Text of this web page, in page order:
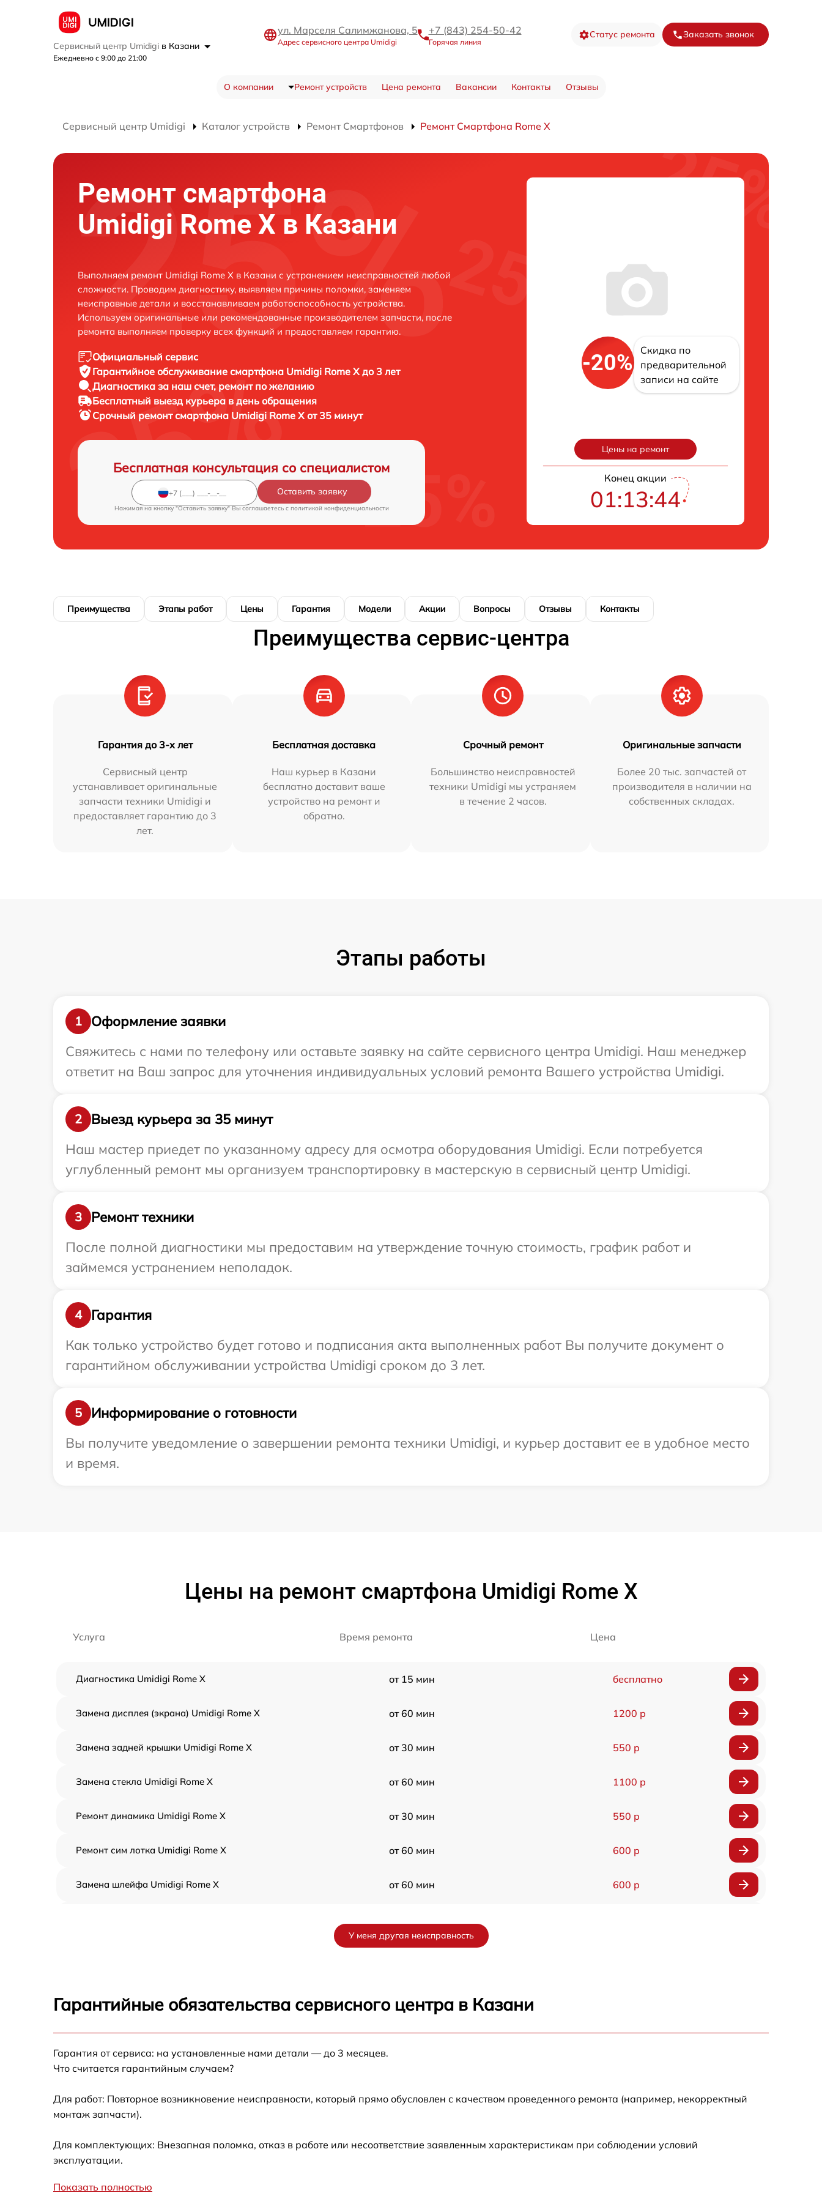
Сервисный центр Umidigi в Казани
Ежедневно с 9:00 до 21:00
ул. Марселя Салимжанова, 5
Адрес сервисного центра Umidigi
+7 (843) 254-50-42
Горячая линия
Статус ремонта Заказать звонок
О компании Ремонт устройств Цена ремонта Вакансии Контакты Отзывы
Сервисный центр Umidigi Каталог устройств Ремонт Смартфонов Ремонт Смартфона Rome X
Ремонт смартфона
Umidigi Rome X в Казани
Выполняем ремонт Umidigi Rome X в Казани с устранением неисправностей любой
сложности. Проводим диагностику, выявляем причины поломки, заменяем
неисправные детали и восстанавливаем работоспособность устройства.
Используем оригинальные или рекомендованные производителем запчасти, после
ремонта выполняем проверку всех функций и предоставляем гарантию.
Официальный сервис
Гарантийное обслуживание смартфона Umidigi Rome X до 3 лет
Диагностика за наш счет, ремонт по желанию
Бесплатный выезд курьера в день обращения
Срочный ремонтсмартфона Umidigi Rome X от 35 минут
Бесплатная консультация со специалистом
Оставить заявку
Нажимая на кнопку "Оставить заявку" Вы соглашаетесь c политикой конфиденциальности
-20%
Скидка по
предварительной
записи на сайте
Цены на ремонт
Конец акции
01:13:42
Преимущества Этапы работ Цены Гарантия Модели Акции Вопросы Отзывы Контакты
Преимущества сервис-центра
Гарантия до 3-х лет
Сервисный центр
устанавливает оригинальные
запчасти техники Umidigi и
предоставляет гарантию до 3
лет.
Бесплатная доставка
Наш курьер в Казани
бесплатно доставит ваше
устройство на ремонт и
обратно.
Срочный ремонт
Большинство неисправностей
техники Umidigi мы устраняем
в течение 2 часов.
Оригинальные запчасти
Более 20 тыс. запчастей от
производителя в наличии на
собственных складах.
Этапы работы
1
Оформление заявки
Свяжитесь с нами по телефону или оставьте заявку на сайте сервисного центра Umidigi. Наш менеджер
ответит на Ваш запрос для уточнения индивидуальных условий ремонта Вашего устройства Umidigi.
2
Выезд курьера за 35 минут
Наш мастер приедет по указанному адресу для осмотра оборудования Umidigi. Если потребуется
углубленный ремонт мы организуем транспортировку в мастерскую в сервисный центр Umidigi.
3
Ремонт техники
После полной диагностики мы предоставим на утверждение точную стоимость, график работ и
займемся устранением неполадок.
4
Гарантия
Как только устройство будет готово и подписания акта выполненных работ Вы получите документ о
гарантийном обслуживании устройства Umidigi сроком до 3 лет.
5
Информирование о готовности
Вы получите уведомление о завершении ремонта техники Umidigi, и курьер доставит ее в удобное место
и время.
Цены на ремонт смартфона Umidigi Rome X
Услуга Время ремонта Цена
Диагностика Umidigi Rome X от 15 мин бесплатно
Замена дисплея (экрана) Umidigi Rome X от 60 мин 1200 р
Замена задней крышки Umidigi Rome X от 30 мин 550 р
Замена стекла Umidigi Rome X от 60 мин 1100 р
Ремонт динамика Umidigi Rome X от 30 мин 550 р
Ремонт сим лотка Umidigi Rome X от 60 мин 600 р
Замена шлейфа Umidigi Rome X от 60 мин 600 р
Замена USB порта Umidigi Rome X
Ремонт камеры Umidigi Rome X
У меня другая неисправность
Гарантийные обязательства сервисного центра в Казани
Гарантия от сервиса: на установленные нами детали — до 3 месяцев.
Что считается гарантийным случаем?
Для работ: Повторное возникновение неисправности, который прямо обусловлен с качеством проведенного ремонта (например, некорректный
монтаж запчасти).
Для комплектующих: Внезапная поломка, отказ в работе или несоответствие заявленным характеристикам при соблюдении условий
эксплуатации.
Показать полностью